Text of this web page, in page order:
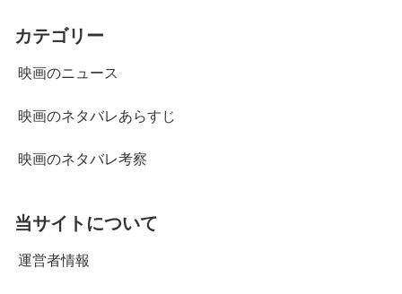
カテゴリー
映画のニュース
映画のネタバレあらすじ
映画のネタバレ考察
当サイトについて
運営者情報